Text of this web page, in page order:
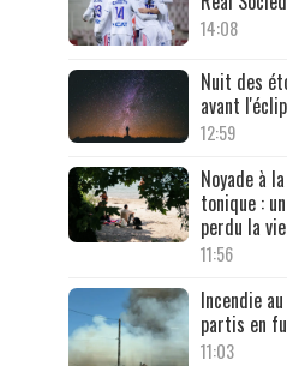
14:08
Nuit des
avant
12:59
Noyade à
tonique :
perdu la vie
11:56
Incendie
partis en
11:03